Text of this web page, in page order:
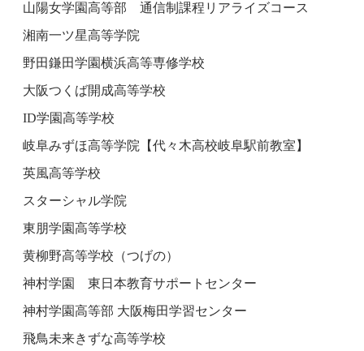
山陽女学園高等部 通信制課程リアライズコース
湘南一ツ星高等学院
野田鎌田学園横浜高等専修学校
大阪つくば開成高等学校
ID学園高等学校
岐阜みずほ高等学院【代々木高校岐阜駅前教室】
英風高等学校
スターシャル学院
東朋学園高等学校
黄柳野高等学校（つげの）
神村学園 東日本教育サポートセンター
神村学園高等部 大阪梅田学習センター
飛鳥未来きずな高等学校